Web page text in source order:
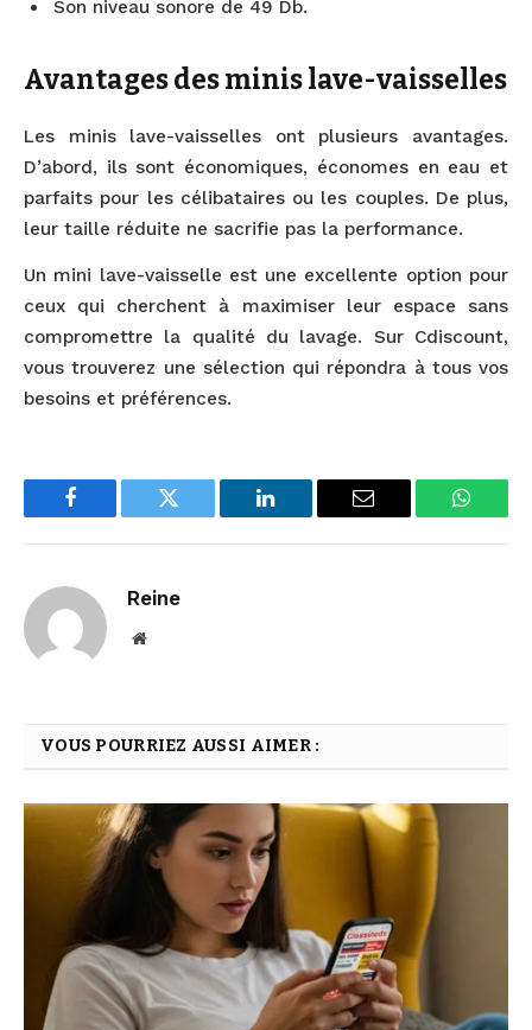
Son niveau sonore de 49 Db.
Avantages des minis lave-vaisselles
Les minis lave-vaisselles ont plusieurs avantages.
D’abord, ils sont économiques, économes en eau et
parfaits pour les célibataires ou les couples. De plus,
leur taille réduite ne sacrifie pas la performance.
Un mini lave-vaisselle est une excellente option pour
ceux qui cherchent à maximiser leur espace sans
compromettre la qualité du lavage. Sur Cdiscount,
vous trouverez une sélection qui répondra à tous vos
besoins et préférences.
Facebook Twitter LinkedIn Email
Reine
Website
VOUS POURRIEZ AUSSI AIMER :